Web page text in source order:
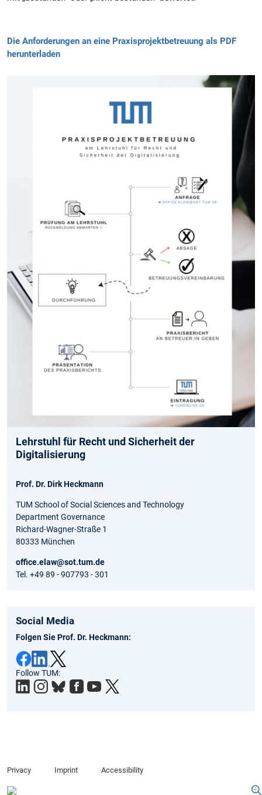
Die Anforderungen an eine Praxisprojektbetreuung als PDF
herunterladen
Lehrstuhl für Recht und Sicherheit der
Digitalisierung
Prof. Dr. Dirk Heckmann
TUM School of Social Sciences and Technology
Department Governance
Richard-Wagner-Straße 1
80333 München
office.elaw@sot.tum.de
Tel. +49 89 - 907793 - 301
Social Media
Folgen Sie Prof. Dr. Heckmann:
Follow TUM:
Privacy Imprint Accessibility